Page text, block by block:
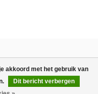
AAN WINKELWAGEN
akkoord met het gebruik van
Dit bericht verbergen